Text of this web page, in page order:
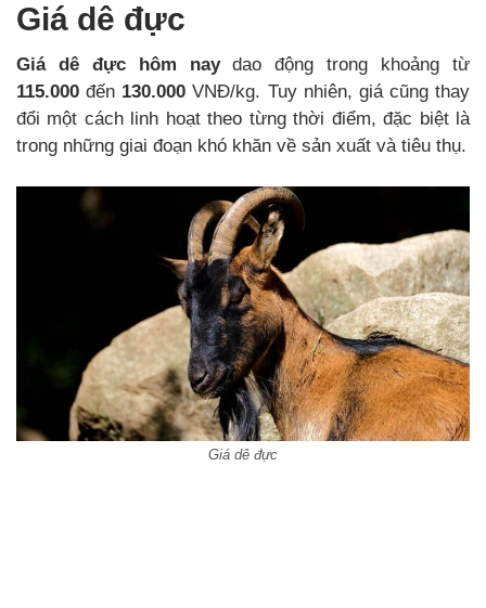
Giá dê đực
Giá dê đực hôm naydao động trong khoảng từ
115.000 đến 130.000 VNĐ/kg. Tuy nhiên, giá cũng thay
đổi một cách linh hoạt theo từng thời điểm, đặc biệt là
trong những giai đoạn khó khăn về sản xuất và tiêu thụ.
Giá dê đực